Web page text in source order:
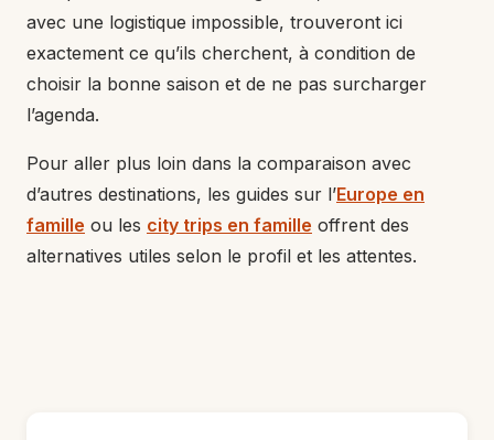
avec une logistique impossible, trouveront ici
exactement ce qu’ils cherchent, à condition de
choisir la bonne saison et de ne pas surcharger
l’agenda.
Pour aller plus loin dans la comparaison avec
d’autres destinations, les guides sur l’Europe en
famille ou les city trips en famille offrent des
alternatives utiles selon le profil et les attentes.